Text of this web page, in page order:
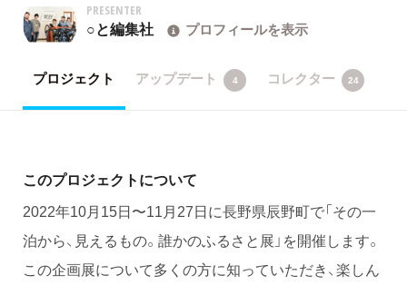
PRESENTER
○と編集社 プロフィールを表示
プロジェクト アップデート 4 コレクター 24
このプロジェクトについて
2022年10月15日〜11月27日に長野県辰野町で「その一
泊から、見えるもの。誰かのふるさと展」を開催します。
この企画展について多くの方に知っていただき、楽しん